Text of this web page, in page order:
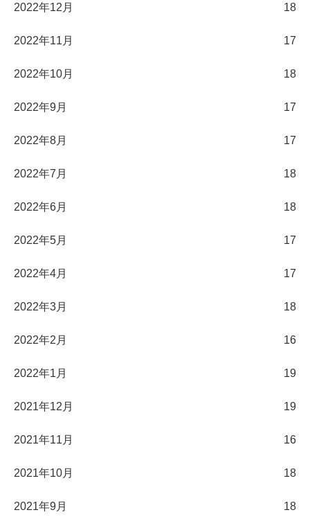
2022年12月 18
2022年11月 17
2022年10月 18
2022年9月 17
2022年8月 17
2022年7月 18
2022年6月 18
2022年5月 17
2022年4月 17
2022年3月 18
2022年2月 16
2022年1月 19
2021年12月 19
2021年11月 16
2021年10月 18
2021年9月 18